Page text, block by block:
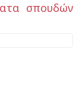
σπουδών